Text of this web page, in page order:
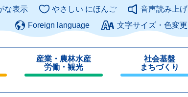
このページの本文へ
な表示 やさしい にほんご
音声読み上げ
Foreign language
文字サイズ・色変更
産業・農林水産
労働・観光
じ
社会基盤
まちづくり
じ